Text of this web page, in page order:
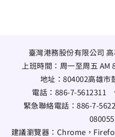
臺灣港務股份有限公司
上班時間：周一至周五 AM
地址： 804002高雄市
電話： 886-7-5612311
緊急聯絡電話：886-7-
建議瀏覽器：Chrome，